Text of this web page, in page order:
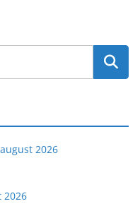
2026
2026